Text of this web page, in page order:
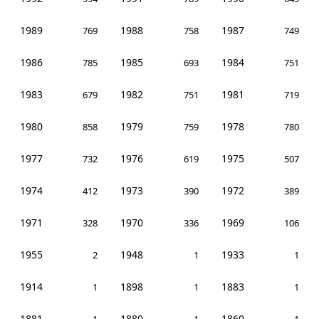
1989 769 1988 758 1987 749
1986 785 1985 693 1984 751
1983 679 1982 751 1981 719
1980 858 1979 759 1978 780
1977 732 1976 619 1975 507
1974 412 1973 390 1972 389
1971 328 1970 336 1969 106
1955 2 1948 1 1933 1
1914 1 1898 1 1883 1